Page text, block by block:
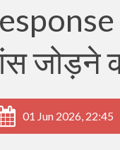
जोड़ने
01 Jun 2026, 22:45